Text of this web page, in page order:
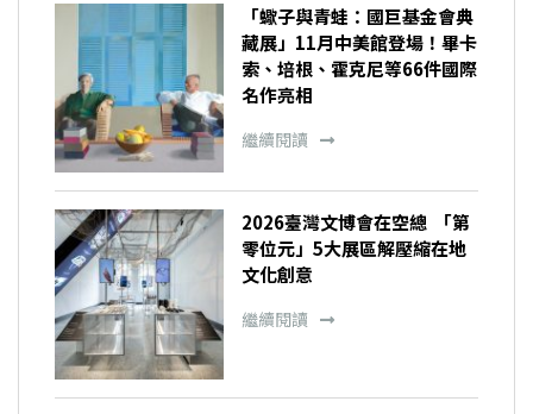
「蠍子與青蛙：國巨基金會典
藏展」11月中美館登場！畢卡
索、培根、霍克尼等66件國際
名作亮相
繼續閱讀
2026臺灣文博會在空總 「第
零位元」5大展區解壓縮在地
文化創意
繼續閱讀